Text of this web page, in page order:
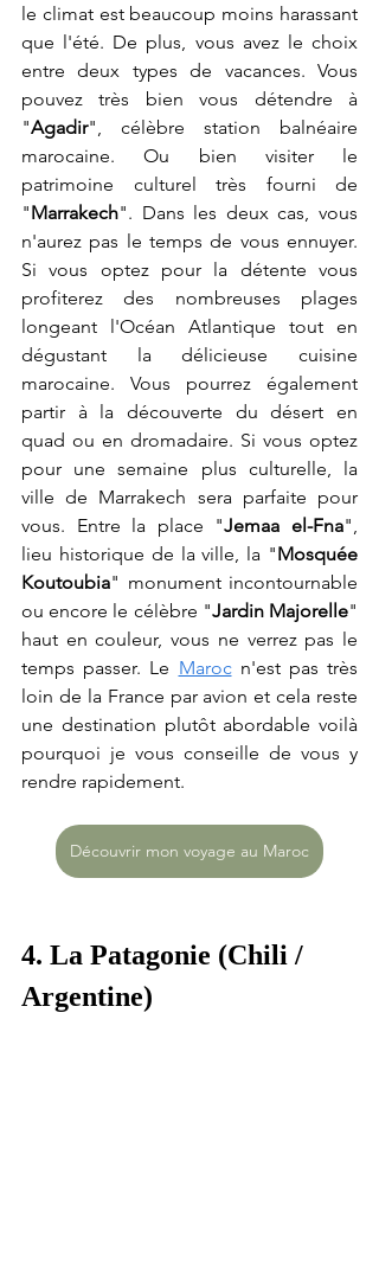
le climat est beaucoup moins harassant
que l'été. De plus, vous avez le choix
entre deux types de vacances. Vous
pouvez très bien vous détendre à
"Agadir", célèbre station balnéaire
marocaine. Ou bien visiter le
patrimoine culturel très fourni de
"Marrakech". Dans les deux cas, vous
n'aurez pas le temps de vous ennuyer.
Si vous optez pour la détente vous
profiterez des nombreuses plages
longeant l'Océan Atlantique tout en
dégustant la délicieuse cuisine
marocaine. Vous pourrez également
partir à la découverte du désert en
quad ou en dromadaire. Si vous optez
pour une semaine plus culturelle, la
ville de Marrakech sera parfaite pour
vous. Entre la place "Jemaa el-Fna",
lieu historique de la ville, la "Mosquée
Koutoubia" monument incontournable
ou encore le célèbre "Jardin Majorelle"
haut en couleur, vous ne verrez pas le
temps passer. Le Maroc n'est pas très
loin de la France par avion et cela reste
une destination plutôt abordable voilà
pourquoi je vous conseille de vous y
rendre rapidement.
Découvrir mon voyage au Maroc
4. La Patagonie (Chili /
Argentine)